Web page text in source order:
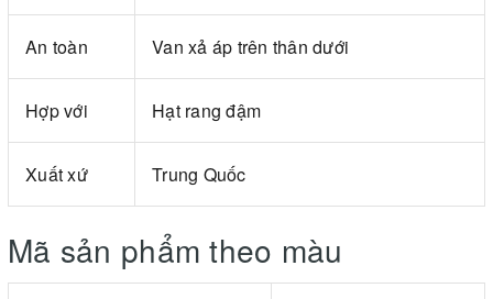
An toàn Van xả áp trên thân dưới
Hợp với Hạt rang đậm
Xuất xứ Trung Quốc
Mã sản phẩm theo màu